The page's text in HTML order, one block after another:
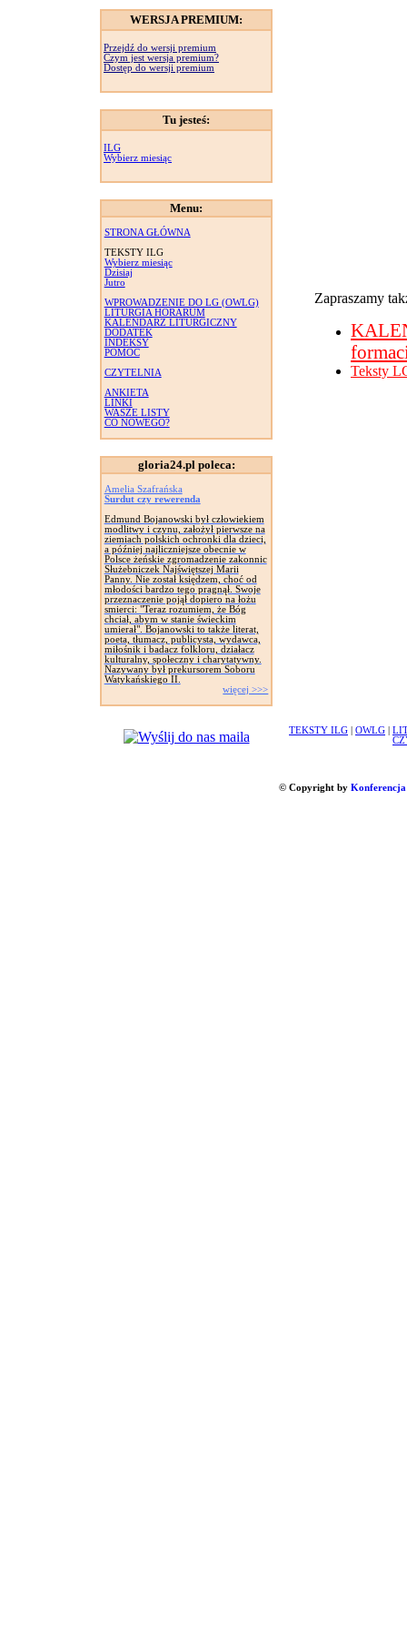
WERSJA PREMIUM:
Przejdź do wersji premium
Czym jest wersja premium?
Dostęp do wersji premium
Tu jesteś:
ILG
Wybierz miesiąc
Menu:
STRONA GŁÓWNA
TEKSTY ILG
Wybierz miesiąc
Dzisiaj
Jutro
WPROWADZENIE DO LG (OWLG)
LITURGIA HORARUM
KALENDARZ LITURGICZNY
DODATEK
INDEKSY
POMOC
CZYTELNIA
ANKIETA
LINKI
WASZE LISTY
CO NOWEGO?
gloria24.pl poleca:
Amelia Szafrańska
Surdut czy rewerenda
Edmund Bojanowski był człowiekiem
modlitwy i czynu, założył pierwsze na
ziemiach polskich ochronki dla dzieci,
a później najliczniejsze obecnie w
Polsce żeńskie zgromadzenie zakonnic
Służebniczek Najświętszej Marii
Panny. Nie został księdzem, choć od
młodości bardzo tego pragnął. Swoje
przeznaczenie pojął dopiero na łożu
smierci: "Teraz rozumiem, że Bóg
chciał, abym w stanie świeckim
umierał". Bojanowski to także literat,
poeta, tłumacz, publicysta, wydawca,
miłośnik i badacz folkloru, działacz
kulturalny, społeczny i charytatywny.
Nazywany był prekursorem Soboru
Watykańskiego II.
więcej >>>
Zapraszamy
Teksty
TEKSTY ILG OWLG
© Copyright by Konferencja